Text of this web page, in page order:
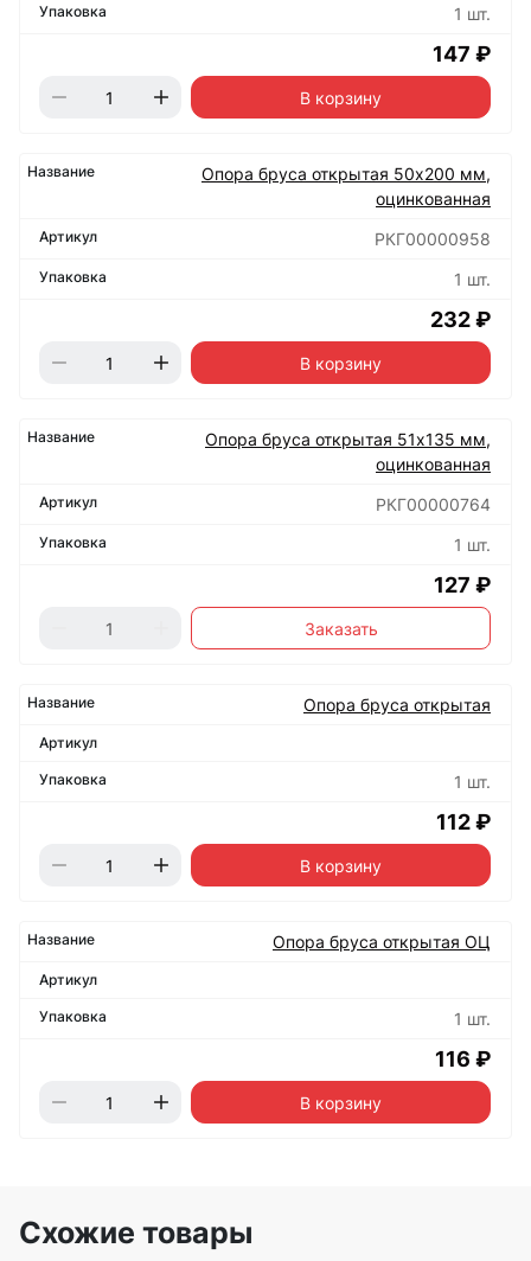
1 шт.
147 ₽
В корзину
Опора бруса открытая 50х200 мм,
оцинкованная
РКГ00000958
1 шт.
232 ₽
В корзину
Опора бруса открытая 51х135 мм,
оцинкованная
РКГ00000764
1 шт.
127 ₽
Заказать
Опора бруса открытая
1 шт.
112 ₽
В корзину
Опора бруса открытая ОЦ
1 шт.
116 ₽
В корзину
Схожие товары